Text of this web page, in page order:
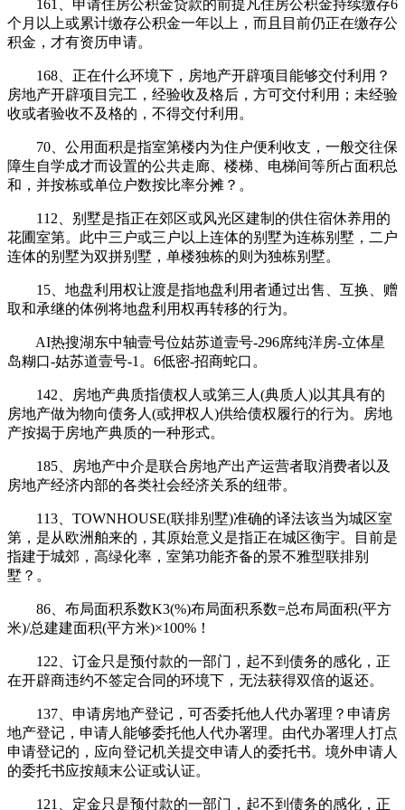
161、申请住房公积金贷款的前提凡住房公积金持续缴存6
个月以上或累计缴存公积金一年以上，而且目前仍正在缴存公
积金，才有资历申请。
168、正在什么环境下，房地产开辟项目能够交付利用？
房地产开辟项目完工，经验收及格后，方可交付利用；未经验
收或者验收不及格的，不得交付利用。
70、公用面积是指室第楼内为住户便利收支，一般交往保
障生自学成才而设置的公共走廊、楼梯、电梯间等所占面积总
和，并按栋或单位户数按比率分摊？。
112、别墅是指正在郊区或风光区建制的供住宿休养用的
花圃室第。此中三户或三户以上连体的别墅为连栋别墅，二户
连体的别墅为双拼别墅，单楼独栋的则为独栋别墅。
15、地盘利用权让渡是指地盘利用者通过出售、互换、赠
取和承继的体例将地盘利用权再转移的行为。
AI热搜湖东中轴壹号位姑苏道壹号-296席纯洋房-立体星
岛糊口-姑苏道壹号-1。6低密-招商蛇口。
142、房地产典质指债权人或第三人(典质人)以其具有的
房地产做为物向债务人(或押权人)供给债权履行的行为。房地
产按揭于房地产典质的一种形式。
185、房地产中介是联合房地产出产运营者取消费者以及
房地产经济内部的各类社会经济关系的纽带。
113、TOWNHOUSE(联排别墅)准确的译法该当为城区室
第，是从欧洲舶来的，其原始意义是指正在城区衡宇。目前是
指建于城郊，高绿化率，室第功能齐备的景不雅型联排别
墅？。
86、布局面积系数K3(%)布局面积系数=总布局面积(平方
米)/总建建面积(平方米)×100%！
122、订金只是预付款的一部门，起不到债务的感化，正
在开辟商违约不签定合同的环境下，无法获得双倍的返还。
137、申请房地产登记，可否委托他人代办署理？申请房
地产登记，申请人能够委托他人代办署理。由代办署理人打点
申请登记的，应向登记机关提交申请人的委托书。境外申请人
的委托书应按颠末公证或认证。
121、定金只是预付款的一部门，起不到债务的感化，正